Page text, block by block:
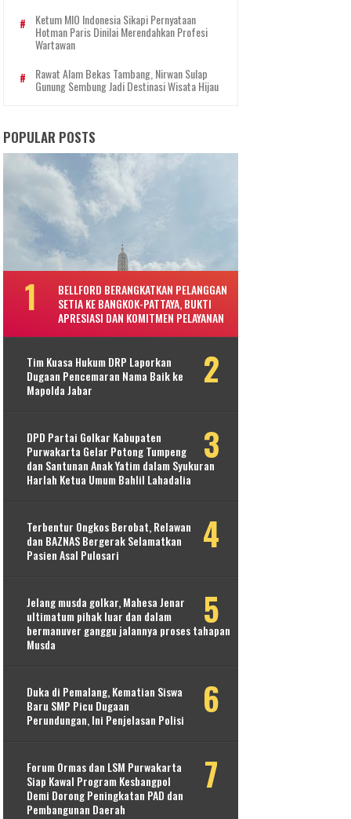
Ketum MIO Indonesia Sikapi Pernyataan
Hotman Paris Dinilai Merendahkan Profesi
Wartawan
Rawat Alam Bekas Tambang, Nirwan Sulap
Gunung Sembung Jadi Destinasi Wisata Hijau
POPULAR POSTS
BELLFORD BERANGKATKAN PELANGGAN
SETIA KE BANGKOK-PATTAYA, BUKTI
APRESIASI DAN KOMITMEN PELAYANAN
Tim Kuasa Hukum DRP Laporkan
Dugaan Pencemaran Nama Baik ke
Mapolda Jabar
DPD Partai Golkar Kabupaten
Purwakarta Gelar Potong Tumpeng
dan Santunan Anak Yatim dalam Syukuran
Harlah Ketua Umum Bahlil Lahadalia
Terbentur Ongkos Berobat, Relawan
dan BAZNAS Bergerak Selamatkan
Pasien Asal Pulosari
Jelang musda golkar, Mahesa Jenar
ultimatum pihak luar dan dalam
bermanuver ganggu jalannya proses tahapan
Musda
Duka di Pemalang, Kematian Siswa
Baru SMP Picu Dugaan
Perundungan, Ini Penjelasan Polisi
Forum Ormas dan LSM Purwakarta
Siap Kawal Program Kesbangpol
Demi Dorong Peningkatan PAD dan
Pembangunan Daerah